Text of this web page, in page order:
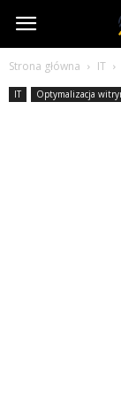
360interactive.pl
Strona główna IT
IT Optymalizacja